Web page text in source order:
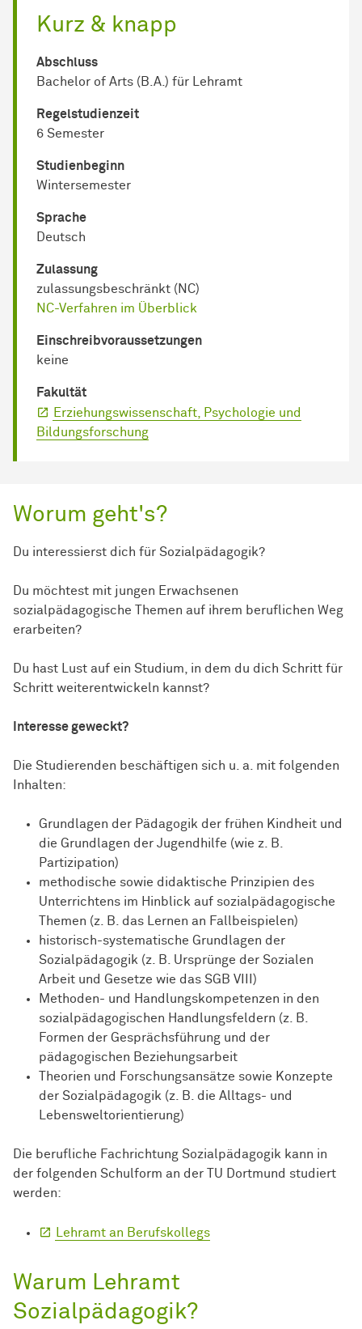
Kurz & knapp
Abschluss
Bachelor of Arts (B.A.) für Lehramt
Regel­studienzeit
6 Semester
Studienbeginn
Wintersemester
Sprache
Deutsch
Zulassung
zulassungsbeschränkt (NC)
NC-Verfahren im Überblick
Einschreib­voraussetzungen
keine
Fakultät
Erziehungswissenschaft, Psychologie und
Bildungsforschung
Worum geht's?
Du interessierst dich für Sozialpädagogik?
Du möchtest mit jungen Erwachsenen
sozialpädagogische Themen auf ihrem beruflichen Weg
erarbeiten?
Du hast Lust auf ein Studium, in dem du dich Schritt für
Schritt weiterentwickeln kannst?
Interesse geweckt?
Die Studierenden beschäftigen sich u. a. mit folgenden
Inhalten:
Grundlagen der Pädagogik der frühen Kindheit und
die Grundlagen der Jugendhilfe (wie z. B.
Partizipation)
methodische sowie didaktische Prinzipien des
Unterrichtens im Hinblick auf sozialpädagogische
Themen (z. B. das Lernen an Fallbeispielen)
historisch-systematische Grundlagen der
Sozialpädagogik (z. B. Ursprünge der Sozialen
Arbeit und Gesetze wie das SGB VIII)
Methoden- und Handlungskompetenzen in den
sozialpädagogischen Handlungsfeldern (z. B.
Formen der Gesprächsführung und der
pädagogischen Beziehungsarbeit
Theorien und Forschungsansätze sowie Konzepte
der Sozialpädagogik (z. B. die Alltags- und
Lebensweltorientierung)
Die berufliche Fachrichtung Sozialpädagogik kann in
der folgenden Schulform an der TU Dortmund studiert
werden:
Lehramt an Berufskollegs
Warum Lehramt
Sozialpädagogik?